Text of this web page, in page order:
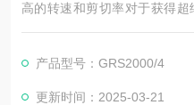
高的转速和剪切率对于获得超
行业的特殊要求，上海思峻在
0m/s。在该速度范围内，由
电机可以使粒径范围小到纳米
产品型号：GRS2000/4
更新时间：2025-03-21